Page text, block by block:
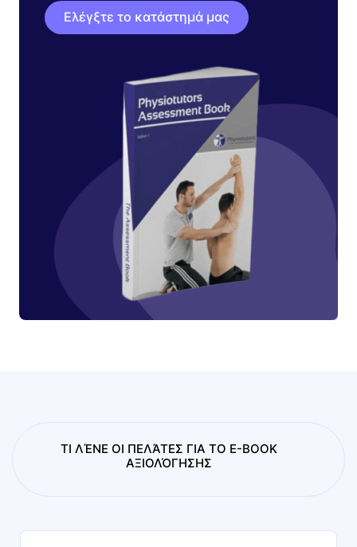
Ελέγξτε το κατάστημά μας
ΤΙ ΛΈΝΕ ΟΙ ΠΕΛΆΤΕΣ ΓΙΑ ΤΟ E-BOOK
ΑΞΙΟΛΌΓΗΣΗΣ